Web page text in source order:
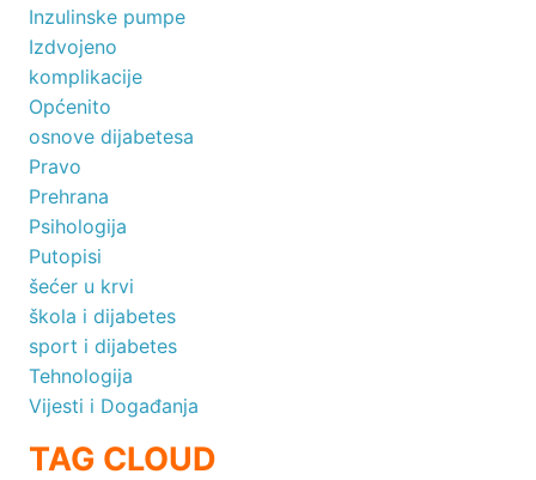
Inzulinske pumpe
Izdvojeno
komplikacije
Općenito
osnove dijabetesa
Pravo
Prehrana
Psihologija
Putopisi
šećer u krvi
škola i dijabetes
sport i dijabetes
Tehnologija
Vijesti i Događanja
TAG CLOUD